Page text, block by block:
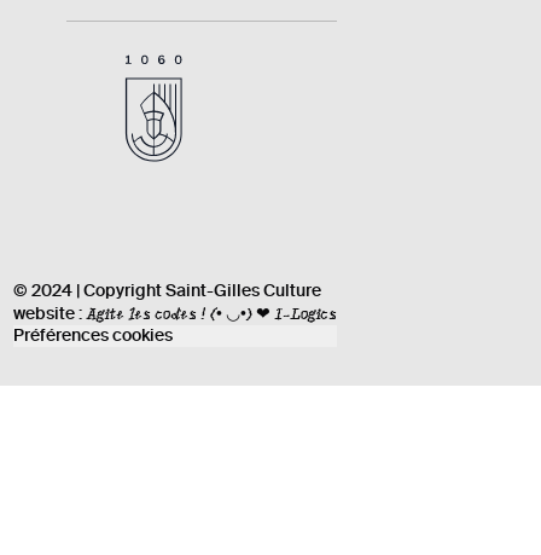
© 2024 | Copyright Saint-Gilles Culture
website :Agite les codes ! (• ◡•) ❤ I-Logics
Préférences cookies